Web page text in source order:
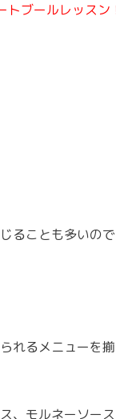
トブールレッスン
ることも多いの
れるメニューを
、モルネーソー